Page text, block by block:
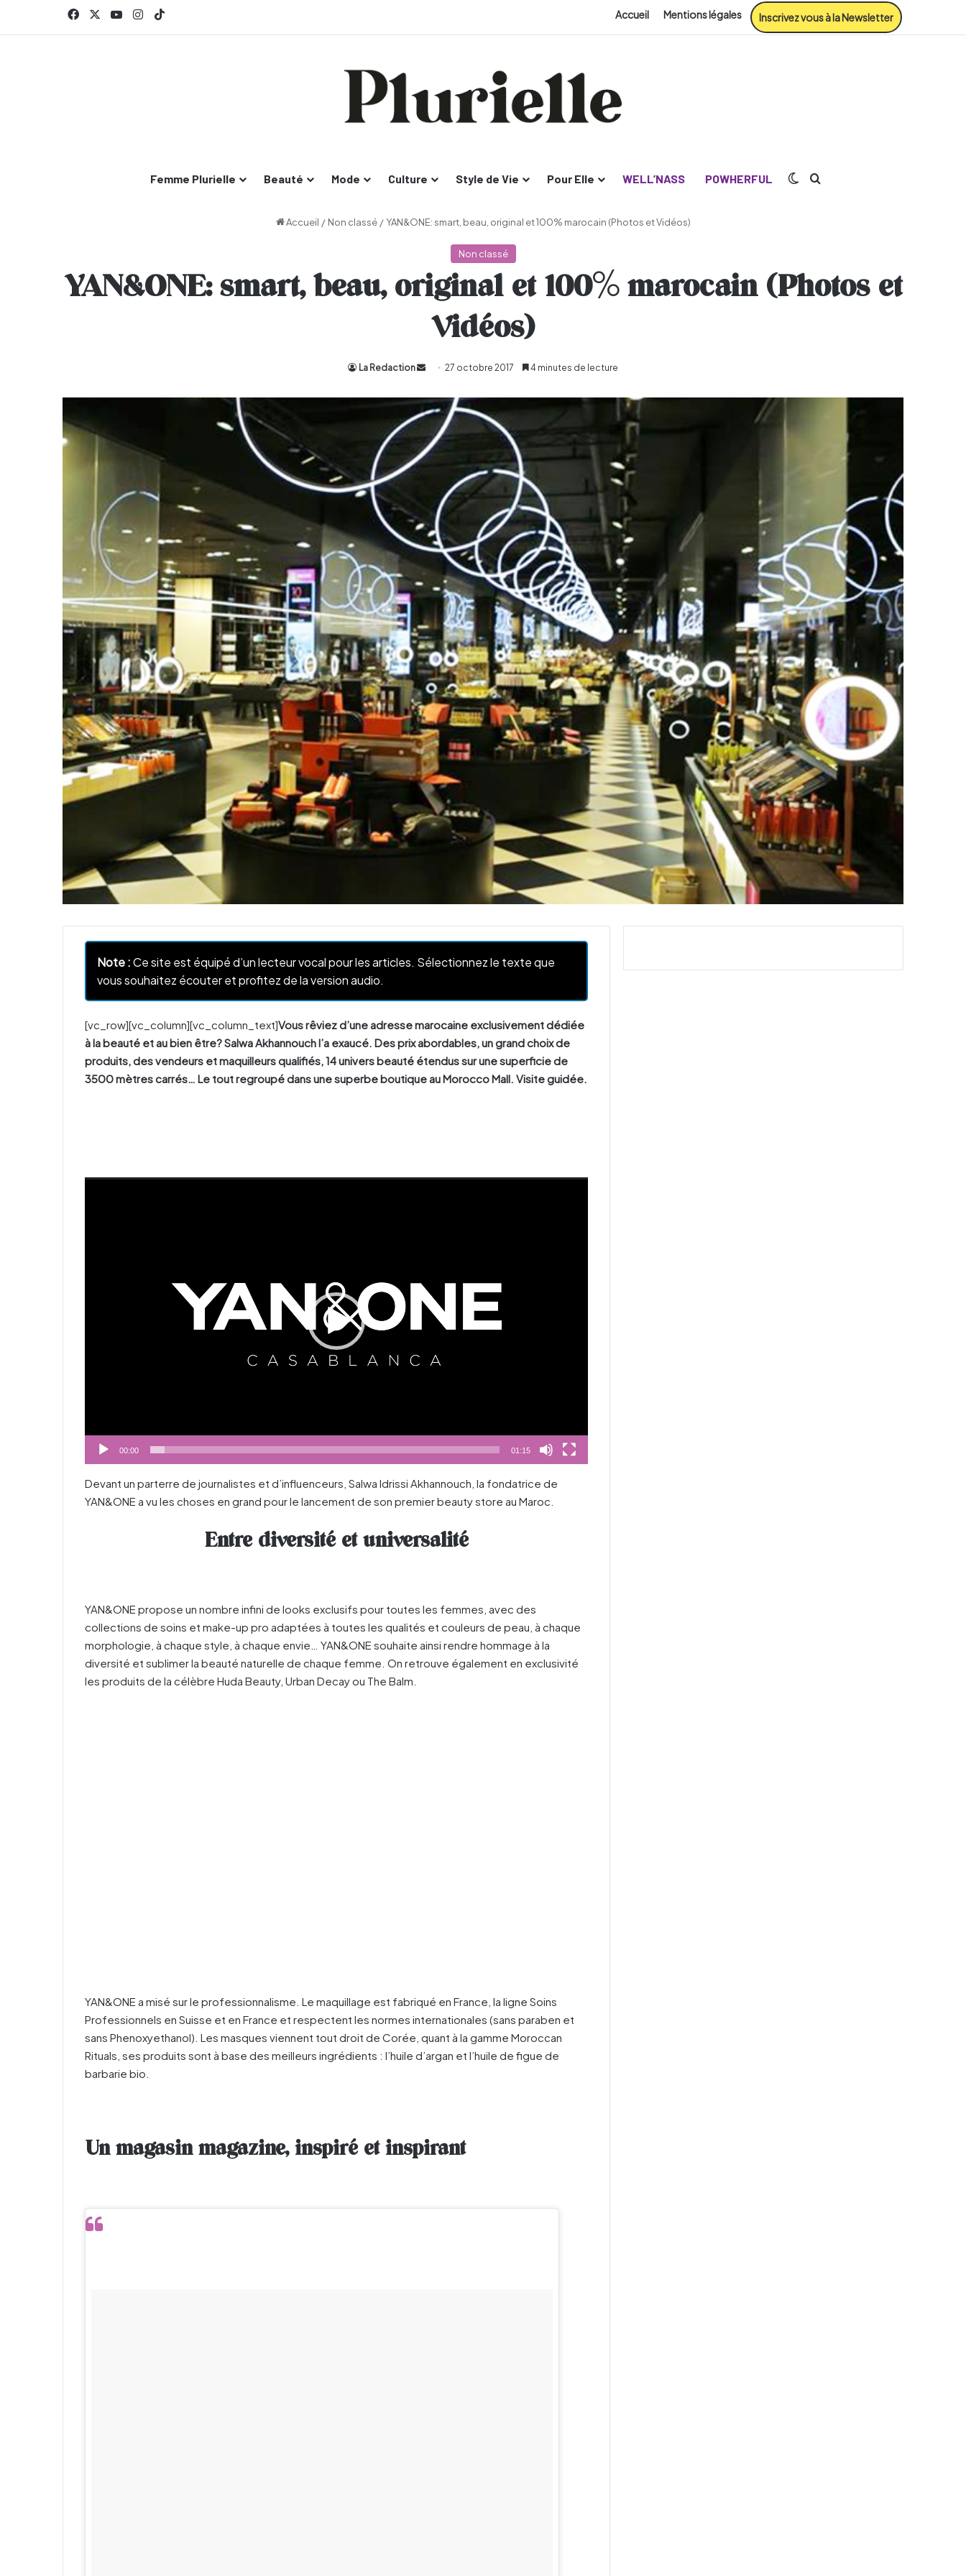
FacebookYouTubeInstagram Accueil Mentions légales Inscrivez vous à la Newsletter
Femme Plurielle Beauté Mode Culture Style de Vie Pour Elle WELL’NASS POWHERFUL Switch skin
Accueil / Non classé / YAN&ONE: smart, beau, original et 100% marocain (Photos et Vidéos)
Non classé
YAN&ONE: smart, beau, original et 100% marocain (Photos et
Vidéos)
La Redaction
Envoyer
courriel
27 octobre 2017 4 minutes de lecture
Note :Ce site est équipé d’un lecteur vocal pour les articles. Sélectionnez le texte que
vous souhaitez écouter et profitez de la version audio.
[vc_row][vc_column][vc_column_text]Vous rêviez d’une adresse marocaine exclusivement dédiée
à la beauté et au bien être? Salwa Akhannouch l’a exaucé. Des prix abordables, un grand choix de
produits, des vendeurs et maquilleurs qualifiés, 14 univers beauté étendus sur une superficie de
3500 mètres carrés… Le tout regroupé dans une superbe boutique au Morocco Mall. Visite guidée.
00:00 01:15
Devant un parterre de journalistes et d’influenceurs, Salwa Idrissi Akhannouch, la fondatrice de
YAN&ONE a vu les choses en grand pour le lancement de son premier beauty store au Maroc.
Entre diversité et universalité
YAN&ONE propose un nombre infini de looks exclusifs pour toutes les femmes, avec des
collections de soins et make-up pro adaptées à toutes les qualités et couleurs de peau, à chaque
morphologie, à chaque style, à chaque envie… YAN&ONE souhaite ainsi rendre hommage à la
diversité et sublimer la beauté naturelle de chaque femme. On retrouve également en exclusivité
les produits de la célèbre Huda Beauty, Urban Decay ou The Balm.
YAN&ONE a misé sur le professionnalisme. Le maquillage est fabriqué en France, la ligne Soins
Professionnels en Suisse et en France et respectent les normes internationales (sans paraben et
sans Phenoxyethanol). Les masques viennent tout droit de Corée, quant à la gamme Moroccan
Rituals, ses produits sont à base des meilleurs ingrédients : l’huile d’argan et l’huile de figue de
barbarie bio.
Un magasin magazine, inspiré et inspirant